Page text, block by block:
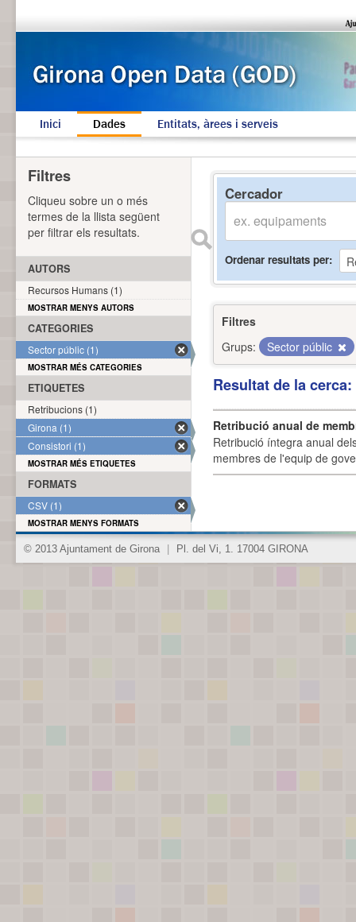
Inici Dades Entitats, àrees i serveis
Cercador
Ordenar resultats per
Filtres
Grups:
Sector públic
Resultat de la
Retribució anual de
Retribució íntegra anual
membres de l'equip de
Filtres
Cliqueu sobre un o més
termes de la llista següent
per filtrar els resultats.
AUTORS
Recursos Humans (1)
MOSTRAR MENYS AUTORS
CATEGORIES
Sector públic (1)
MOSTRAR MÉS CATEGORIES
ETIQUETES
Retribucions (1)
Girona (1)
Consistori (1)
MOSTRAR MÉS ETIQUETES
FORMATS
CSV (1)
MOSTRAR MENYS FORMATS
© 2013 Ajuntament de Girona Pl. del Vi, 1. 17004 GIRONA